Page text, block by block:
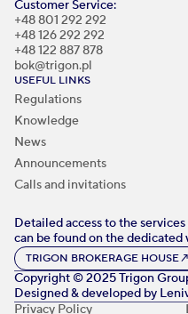
Customer Service:
+48 801 292 292
+48 126 292 292
+48 122 887 878
bok@trigon.pl
USEFUL LINKS
Regulations
Knowledge
News
Announcements
Calls and invitations
Detailed access to the
can be found on the dedicated
TRIGON BROKERAGE HOUSE↗
Copyright © 2025 Trigon
Designed & developed by
Privacy Policy